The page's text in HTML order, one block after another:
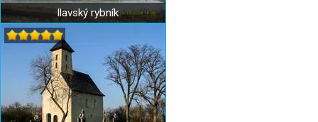
Ilavský rybník